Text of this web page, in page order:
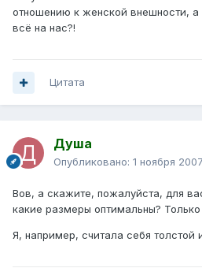
отношению к женской внешности, а
всё на нас?!
Цитата
Душа
Опубликовано: 1 ноября 2007
Вов, а скажите, пожалуйста, для
какие размеры оптимальны?
Я, например, считала себя толстой